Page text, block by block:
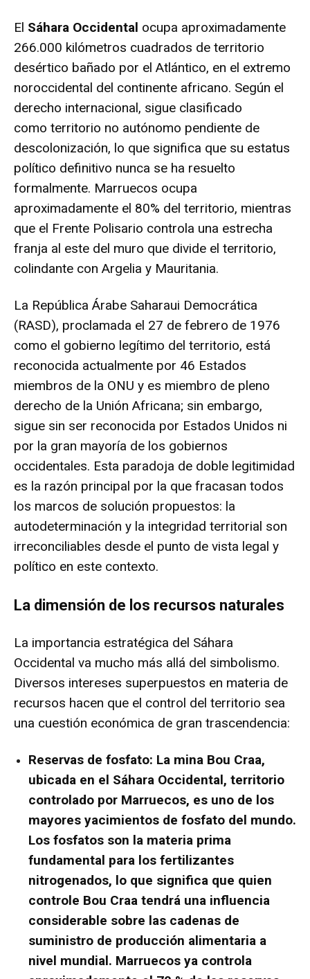
El Sáhara Occidental ocupa aproximadamente
266.000 kilómetros cuadrados de territorio
desértico bañado por el Atlántico, en el extremo
noroccidental del continente africano. Según el
derecho internacional, sigue clasificado
como territorio no autónomo pendiente de
descolonización, lo que significa que su estatus
político definitivo nunca se ha resuelto
formalmente. Marruecos ocupa
aproximadamente el 80% del territorio, mientras
que el Frente Polisario controla una estrecha
franja al este del muro que divide el territorio,
colindante con Argelia y Mauritania.
La República Árabe Saharaui Democrática
(RASD), proclamada el 27 de febrero de 1976
como el gobierno legítimo del territorio, está
reconocida actualmente por 46 Estados
miembros de la ONU y es miembro de pleno
derecho de la Unión Africana; sin embargo,
sigue sin ser reconocida por Estados Unidos ni
por la gran mayoría de los gobiernos
occidentales. Esta paradoja de doble legitimidad
es la razón principal por la que fracasan todos
los marcos de solución propuestos: la
autodeterminación y la integridad territorial son
irreconciliables desde el punto de vista legal y
político en este contexto.
La dimensión de los recursos naturales
La importancia estratégica del Sáhara
Occidental va mucho más allá del simbolismo.
Diversos intereses superpuestos en materia de
recursos hacen que el control del territorio sea
una cuestión económica de gran trascendencia:
Reservas de fosfato: La mina Bou Craa,
ubicada en el Sáhara Occidental, territorio
controlado por Marruecos, es uno de los
mayores yacimientos de fosfato del mundo.
Los fosfatos son la materia prima
fundamental para los fertilizantes
nitrogenados, lo que significa que quien
controle Bou Craa tendrá una influencia
considerable sobre las cadenas de
suministro de producción alimentaria a
nivel mundial. Marruecos ya controla